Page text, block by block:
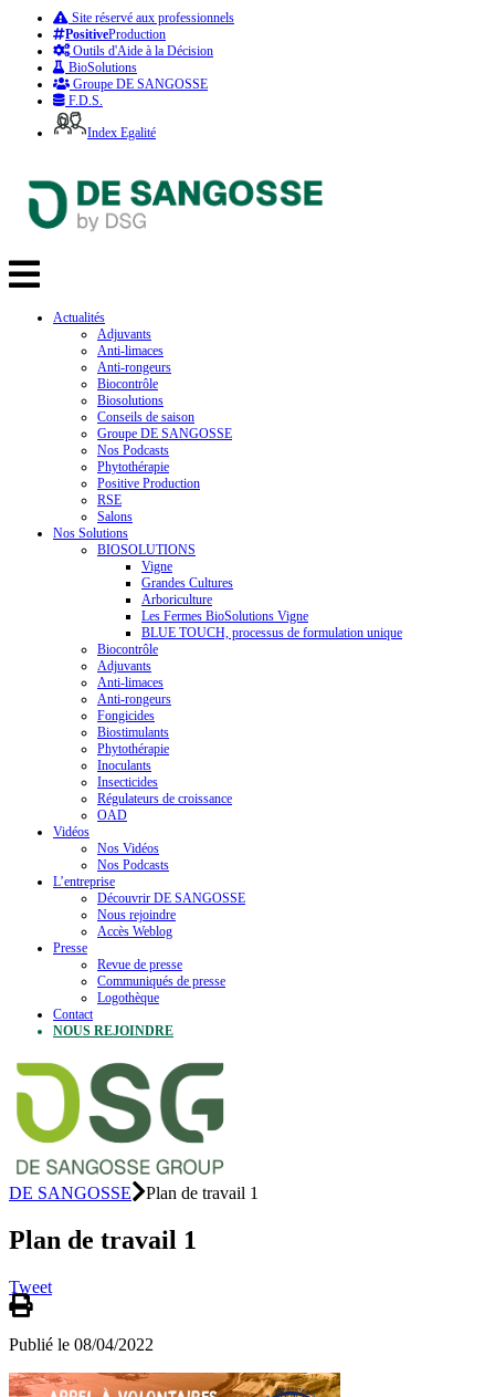
Site réservé aux professionnels
PositiveProduction
Outils d'Aide à la Décision
BioSolutions
Groupe DE SANGOSSE
F.D.S.
Index Egalité
Actualités
Adjuvants
Anti-limaces
Anti-rongeurs
Biocontrôle
Biosolutions
Conseils de saison
Groupe DE SANGOSSE
Nos Podcasts
Phytothérapie
Positive Production
RSE
Salons
Nos Solutions
BIOSOLUTIONS
Vigne
Grandes Cultures
Arboriculture
Les Fermes BioSolutions Vigne
BLUE TOUCH, processus de formulation unique
Biocontrôle
Adjuvants
Anti-limaces
Anti-rongeurs
Fongicides
Biostimulants
Phytothérapie
Inoculants
Insecticides
Régulateurs de croissance
OAD
Vidéos
Nos Vidéos
Nos Podcasts
L’entreprise
Découvrir DE SANGOSSE
Nous rejoindre
Accès Weblog
Presse
Revue de presse
Communiqués de presse
Logothèque
Contact
NOUS REJOINDRE
DE SANGOSSE Plan de travail 1
Plan de travail 1
Tweet
Publié le 08/04/2022